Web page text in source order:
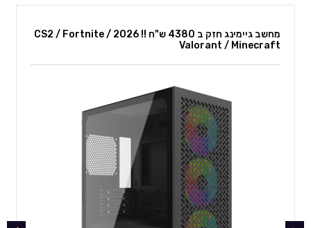
מחשב גיימינג חזק ב 4380 ש"ח !! 2026 CS2 / Fortnite /
Valorant / Minecraft